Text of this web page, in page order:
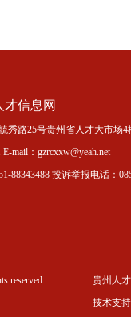
才信息网
秀路25号贵州省人才大市场
mail：gzrcxxw@yeah.net
88343488 投诉举报电话：
reserved.
贵州人
技术支